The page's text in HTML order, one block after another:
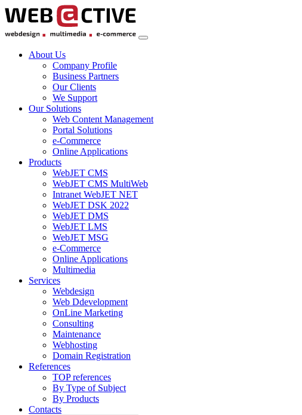
About Us
Company Profile
Business Partners
Our Clients
We Support
Our Solutions
Web Content Management
Portal Solutions
e-Commerce
Online Applications
Products
WebJET CMS
WebJET CMS MultiWeb
Intranet WebJET NET
WebJET DSK 2022
WebJET DMS
WebJET LMS
WebJET MSG
e-Commerce
Online Applications
Multimedia
Services
Webdesign
Web Ddevelopment
OnLine Marketing
Consulting
Maintenance
Webhosting
Domain Registration
References
TOP references
By Type of Subject
By Products
Contacts